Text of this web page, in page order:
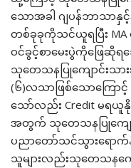
သောအခါ ဂျပန်ဘာသာနှ
တစ်ခုခုကိုသင်ယူရပြီး MA
ဝင်ခွင့်စာမေးပွဲကိုဖြေဆို
သုတေသနပြုကျောင်းသ
(၆)လသာဖြစ်သောကြောင့်
သော်လည်း Credit မရယူ
အတွက် သုတေသနပြုကျော
ပညာတော်သင်သွားရောက်
သူများလည်းသုတေသနကျ